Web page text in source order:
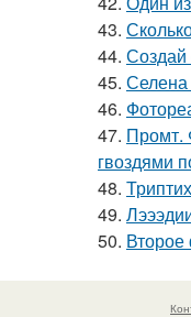
43.
44.
45. Селена
46.
47. Промт.
гвоздями
48.
49.
50.